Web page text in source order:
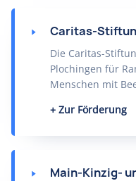
Caritas-
Die Caritas-
Plochingen für
Menschen mit
Zur Förderung
Main-Kinzig-